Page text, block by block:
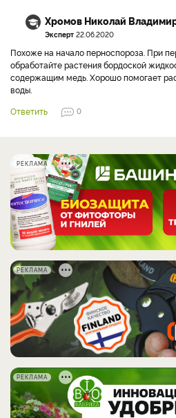
Хромов Николай
Эксперт 22.06.2020
Похоже на начало перноспороза. При
обработайте растения бордоской
содержащим медь. Хорошо помогает
воды.
Ответить
0
РЕКЛАМА
РЕКЛАМА
РЕКЛАМА